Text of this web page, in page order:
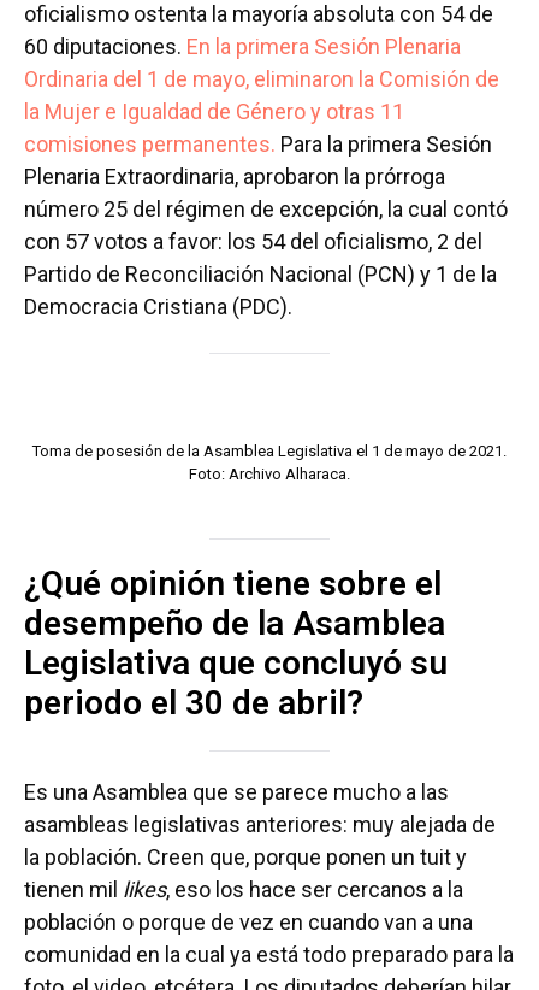
oficialismo ostenta la mayoría absoluta con 54 de
60 diputaciones. En la primera Sesión Plenaria
Ordinaria del 1 de mayo, eliminaron la Comisión de
la Mujer e Igualdad de Género y otras 11
comisiones permanentes. Para la primera Sesión
Plenaria Extraordinaria, aprobaron la prórroga
número 25 del régimen de excepción, la cual contó
con 57 votos a favor: los 54 del oficialismo, 2 del
Partido de Reconciliación Nacional (PCN) y 1 de la
Democracia Cristiana (PDC).
Toma de posesión de la Asamblea Legislativa el 1 de mayo de 2021.
Foto: Archivo Alharaca.
¿Qué opinión tiene sobre el
desempeño de la Asamblea
Legislativa que concluyó su
periodo el 30 de abril?
Es una Asamblea que se parece mucho a las
asambleas legislativas anteriores: muy alejada de
la población. Creen que, porque ponen un tuit y
tienen mil likes, eso los hace ser cercanos a la
población o porque de vez en cuando van a una
comunidad en la cual ya está todo preparado para la